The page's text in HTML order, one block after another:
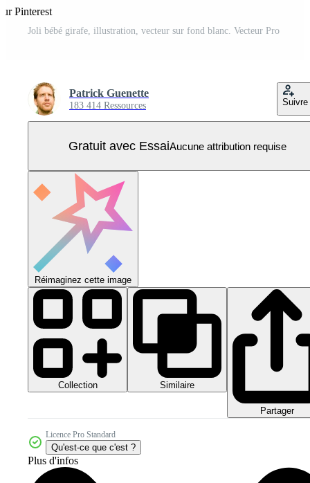
Pinterest
Joli bébé girafe, illustration, vecteur sur fond blanc. Vecteur Pro
Patrick Guenette
183 414 Ressources Suivre
Gratuit avec EssaiAucune attribution requise
Réimaginez cette image
Collection Similaire
Partager
Licence Pro Standard
Qu'est-ce que c'est ?
Plus d'infos